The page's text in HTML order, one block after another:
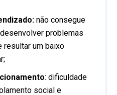
não consegue
problemas
resultar um baixo
: dificuldade
social e